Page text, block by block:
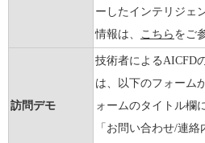
ーしたインテリジェ
情報は、
こちら をご
訪問デモ
技術者によるAICFD
は、以下のフォーム
ォームのタイトル欄
「お問い合わせ/連